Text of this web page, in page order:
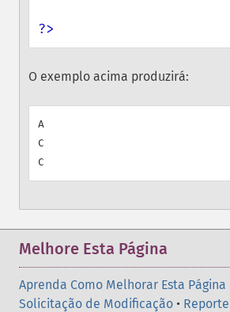
?>
O exemplo acima produzirá:
A
C
Melhore Esta Página
Aprenda Como Melhorar Esta Página
Solicitação de Modificação •